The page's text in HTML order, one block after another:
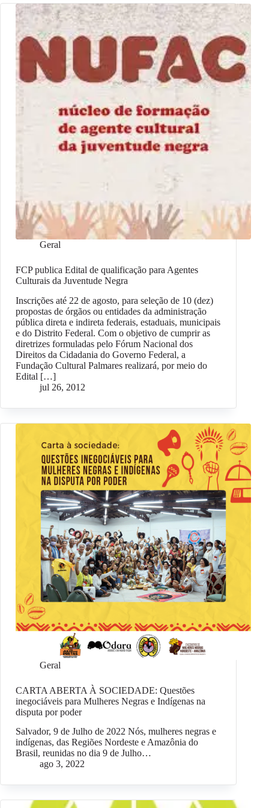
Geral
FCP publica Edital de qualificação para Agentes
Culturais da Juventude Negra
Inscrições até 22 de agosto, para seleção de 10 (dez)
propostas de órgãos ou entidades da administração
pública direta e indireta federais, estaduais, municipais
e do Distrito Federal. Com o objetivo de cumprir as
diretrizes formuladas pelo Fórum Nacional dos
Direitos da Cidadania do Governo Federal, a
Fundação Cultural Palmares realizará, por meio do
Edital […]
jul 26, 2012
Geral
CARTA ABERTA À SOCIEDADE: Questões
inegociáveis para Mulheres Negras e Indígenas na
disputa por poder
Salvador, 9 de Julho de 2022 Nós, mulheres negras e
indígenas, das Regiões Nordeste e Amazônia do
Brasil, reunidas no dia 9 de Julho…
ago 3, 2022